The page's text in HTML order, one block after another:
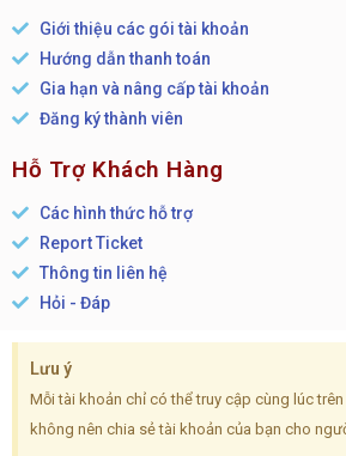
Giới thiệu các gói tài khoản
Hướng dẫn thanh toán
Gia hạn và nâng cấp tài khoản
Đăng ký thành viên
Hỗ Trợ Khách Hàng
Các hình thức hỗ trợ
Report Ticket
Thông tin liên hệ
Hỏi - Đáp
Lưu ý
Mỗi tài khoản chỉ có thể truy cập cùng lúc
không nên chia sẻ tài khoản của bạn cho